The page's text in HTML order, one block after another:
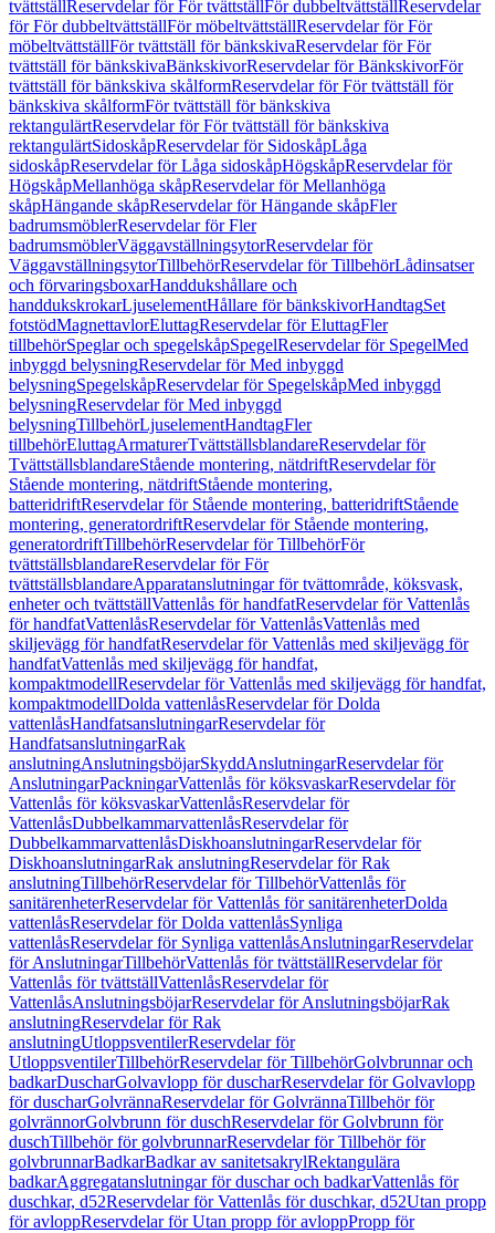
tvättställReservdelar för För tvättställFör dubbeltvättställReservdelar
för För dubbeltvättställFör möbeltvättställReservdelar för För
möbeltvättställFör tvättställ för bänkskivaReservdelar för För
tvättställ för bänkskivaBänkskivorReservdelar för BänkskivorFör
tvättställ för bänkskiva skålformReservdelar för För tvättställ för
bänkskiva skålformFör tvättställ för bänkskiva
rektangulärtReservdelar för För tvättställ för bänkskiva
rektangulärtSidoskåpReservdelar för SidoskåpLåga
sidoskåpReservdelar för Låga sidoskåpHögskåpReservdelar för
HögskåpMellanhöga skåpReservdelar för Mellanhöga
skåpHängande skåpReservdelar för Hängande skåpFler
badrumsmöblerReservdelar för Fler
badrumsmöblerVäggavställningsytorReservdelar för
VäggavställningsytorTillbehörReservdelar för TillbehörLådinsatser
och förvaringsboxarHanddukshållare och
handdukskrokarLjuselementHållare för bänkskivorHandtagSet
fotstödMagnettavlorEluttagReservdelar för EluttagFler
tillbehörSpeglar och spegelskåpSpegelReservdelar för SpegelMed
inbyggd belysningReservdelar för Med inbyggd
belysningSpegelskåpReservdelar för SpegelskåpMed inbyggd
belysningReservdelar för Med inbyggd
belysningTillbehörLjuselementHandtagFler
tillbehörEluttagArmaturerTvättställsblandareReservdelar för
TvättställsblandareStående montering, nätdriftReservdelar för
Stående montering, nätdriftStående montering,
batteridriftReservdelar för Stående montering, batteridriftStående
montering, generatordriftReservdelar för Stående montering,
generatordriftTillbehörReservdelar för TillbehörFör
tvättställsblandareReservdelar för För
tvättställsblandareApparatanslutningar för tvättområde, köksvask,
enheter och tvättställVattenlås för handfatReservdelar för Vattenlås
för handfatVattenlåsReservdelar för VattenlåsVattenlås med
skiljevägg för handfatReservdelar för Vattenlås med skiljevägg för
handfatVattenlås med skiljevägg för handfat,
kompaktmodellReservdelar för Vattenlås med skiljevägg för handfat,
kompaktmodellDolda vattenlåsReservdelar för Dolda
vattenlåsHandfatsanslutningarReservdelar för
HandfatsanslutningarRak
anslutningAnslutningsböjarSkyddAnslutningarReservdelar för
AnslutningarPackningarVattenlås för köksvaskarReservdelar för
Vattenlås för köksvaskarVattenlåsReservdelar för
VattenlåsDubbelkammarvattenlåsReservdelar för
DubbelkammarvattenlåsDiskhoanslutningarReservdelar för
DiskhoanslutningarRak anslutningReservdelar för Rak
anslutningTillbehörReservdelar för TillbehörVattenlås för
sanitärenheterReservdelar för Vattenlås för sanitärenheterDolda
vattenlåsReservdelar för Dolda vattenlåsSynliga
vattenlåsReservdelar för Synliga vattenlåsAnslutningarReservdelar
för AnslutningarTillbehörVattenlås för tvättställReservdelar för
Vattenlås för tvättställVattenlåsReservdelar för
VattenlåsAnslutningsböjarReservdelar för AnslutningsböjarRak
anslutningReservdelar för Rak
anslutningUtloppsventilerReservdelar för
UtloppsventilerTillbehörReservdelar för TillbehörGolvbrunnar och
badkarDuscharGolvavlopp för duscharReservdelar för Golvavlopp
för duscharGolvrännaReservdelar för GolvrännaTillbehör för
golvrännorGolvbrunn för duschReservdelar för Golvbrunn för
duschTillbehör för golvbrunnarReservdelar för Tillbehör för
golvbrunnarBadkarBadkar av sanitetsakrylRektangulära
badkarAggregatanslutningar för duschar och badkarVattenlås för
duschkar, d52Reservdelar för Vattenlås för duschkar, d52Utan propp
för avloppReservdelar för Utan propp för avloppPropp för